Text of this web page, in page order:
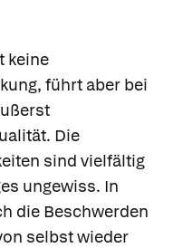
keine
führt aber bei
Die
sind vielfältig
ungewiss. In
die Beschwerden
selbst wieder